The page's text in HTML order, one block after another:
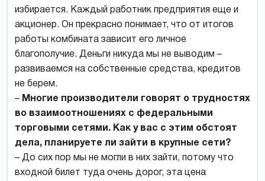
избирается. Каждый работник предприятия еще и
акционер. Он прекрасно понимает, что от итогов
работы комбината зависит его личное
благополучие. Деньги никуда мы не выводим –
развиваемся на собственные средства, кредитов
не берем.
– Многие производители говорят о трудностях
во взаимоотношениях с федеральными
торговыми сетями. Как у вас с этим обстоят
дела, планируете ли зайти в крупные сети?
– До сих пор мы не могли в них зайти, потому что
входной билет туда очень дорог, эта цена